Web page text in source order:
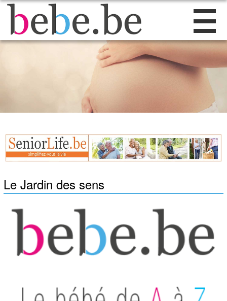
Le Jardin des sens